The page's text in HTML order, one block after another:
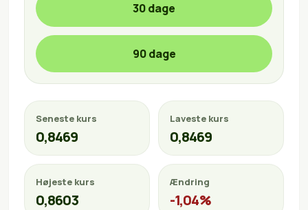
30 dage
90 dage
Seneste kurs
0,8469
Laveste kurs
0,8469
Højeste kurs
0,8603
Ændring
-1,04%